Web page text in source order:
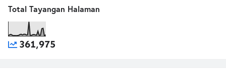
Total Tayangan Halaman
361,975